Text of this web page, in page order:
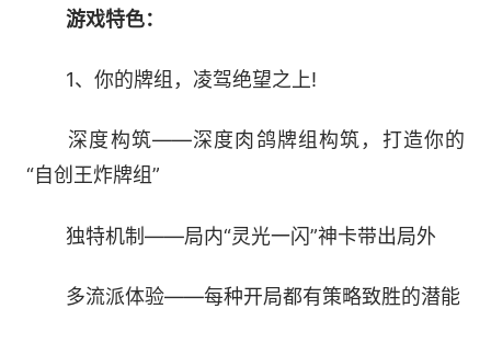
游戏特色：
1、你的牌组，凌驾绝望之上!
深度构筑——深度肉鸽牌组构筑，打造你的
“自创王炸牌组”
独特机制——局内“灵光一闪”神卡带出局外
多流派体验——每种开局都有策略致胜的潜能